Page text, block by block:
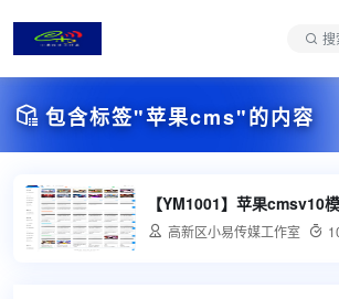
搜
 包含标签"苹果cms"的内容
 高新区小易传媒工作室 